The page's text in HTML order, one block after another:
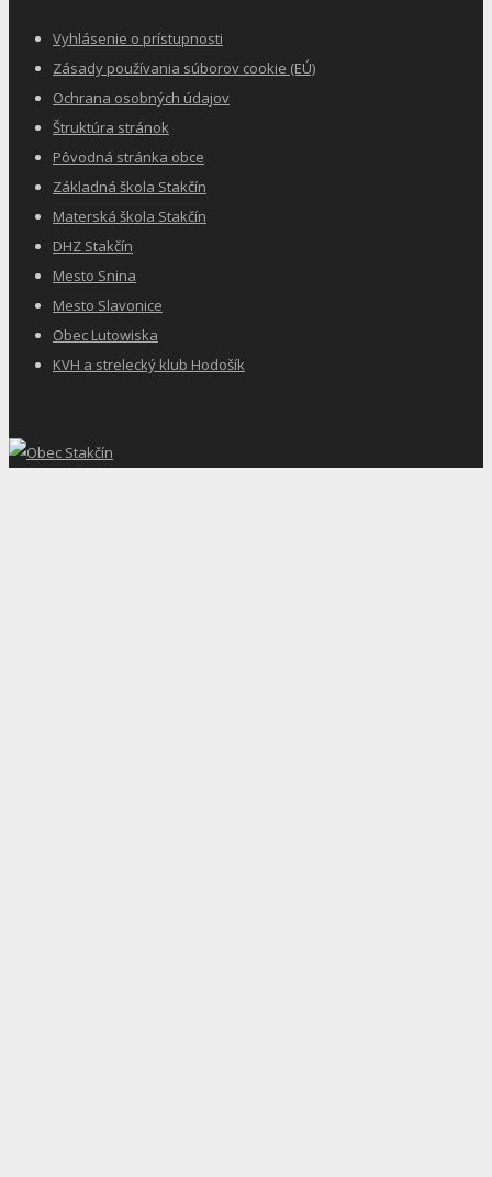
Vyhlásenie o prístupnosti
Zásady používania súborov cookie (EÚ)
Ochrana osobných údajov
Štruktúra stránok
Pôvodná stránka obce
Základná škola Stakčín
Materská škola Stakčín
DHZ Stakčín
Mesto Snina
Mesto Slavonice
Obec Lutowiska
KVH a strelecký klub Hodošík